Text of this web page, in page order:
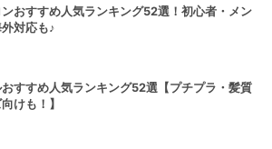
おすすめ人気ランキング52選！初心者・メン
対応も♪
すすめ人気ランキング52選【プチプラ・髪質
けも！】